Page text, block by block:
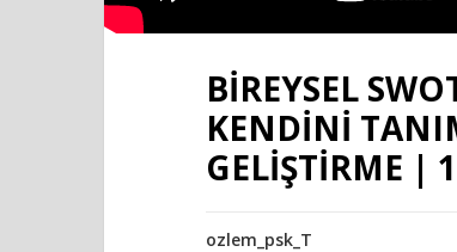
BİREYSEL
KENDİNİ
GELİŞTİRME |
ozlem_psk_T